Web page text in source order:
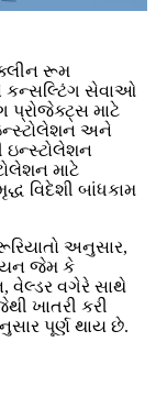
રૂમ
કન્સલ્ટિંગ સેવાઓ
પ્રોજેક્ટ્સ માટે
અને
ઇન્સ્ટોલેશન
માટે
વિદેશી બાંધકામ
અનુસાર,
જેમ કે
વેલ્ડર વગેરે સાથે
ખાતરી કરી
પૂર્ણ થાય છે.